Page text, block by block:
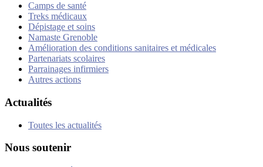
Camps de santé
Treks médicaux
Dépistage et soins
Namaste Grenoble
Amélioration des conditions sanitaires et médicales
Partenariats scolaires
Parrainages infirmiers
Autres actions
Actualités
Toutes les actualités
Nous soutenir